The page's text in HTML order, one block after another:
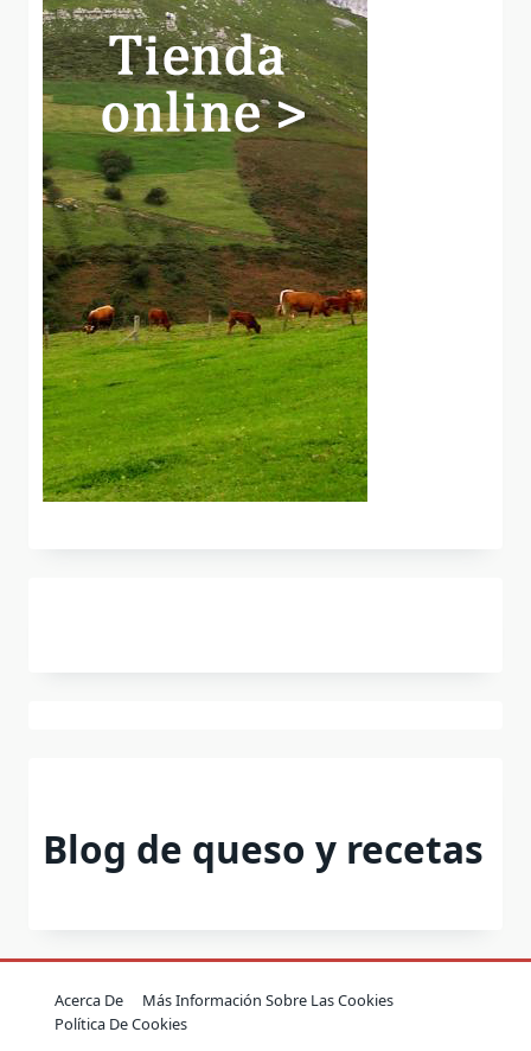
Blog de queso y recetas
Acerca De
Más Información Sobre Las Cookies
Política De Cookies